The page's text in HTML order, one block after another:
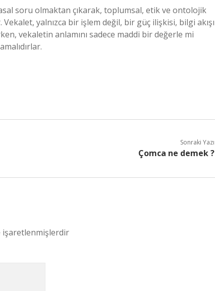
soru olmaktan çıkarak, toplumsal, etik ve ontolojik
yalnızca bir işlem değil, bir güç ilişkisi, bilgi akışı
vekaletin anlamını sadece maddi bir değerle mi
Sonraki Yazı
Çomca ne demek ?
işaretlenmişlerdir